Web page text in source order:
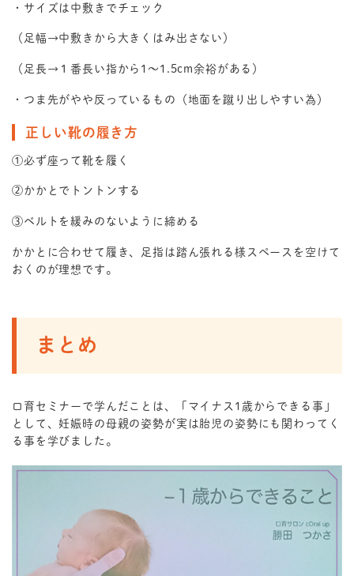
・サイズは中敷きでチェック
（足幅→中敷きから大きくはみ出さない）
（足長→１番長い指から1〜1.5cm余裕がある）
・つま先がやや反っているもの（地面を蹴り出しやすい為）
正しい靴の履き方
①必ず座って靴を履く
②かかとでトントンする
③ベルトを緩みのないように締める
かかとに合わせて履き、足指は踏ん張れる様スペースを空けて
おくのが理想です。
まとめ
口育セミナーで学んだことは、「マイナス1歳からできる事」
として、妊娠時の母親の姿勢が実は胎児の姿勢にも関わってく
る事を学びました。